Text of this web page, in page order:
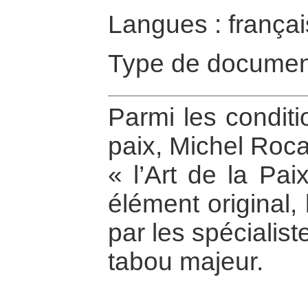
Langues :
Type de
Parmi les
paix, Michel
« l’Art de la
élément
par les
tabou majeur.